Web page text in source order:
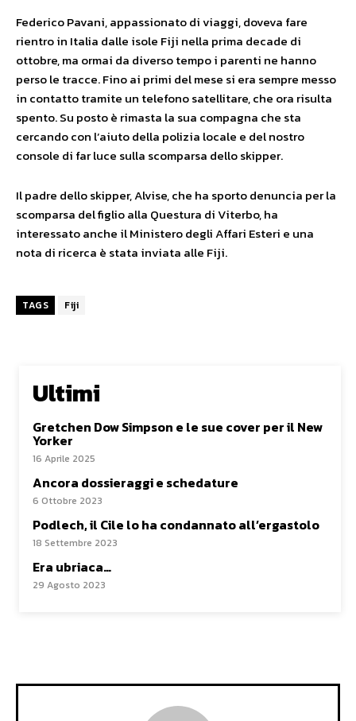
Federico Pavani, appassionato di viaggi, doveva fare
rientro in Italia dalle isole Fiji nella prima decade di
ottobre, ma ormai da diverso tempo i parenti ne hanno
perso le tracce. Fino ai primi del mese si era sempre messo
in contatto tramite un telefono satellitare, che ora risulta
spento. Su posto è rimasta la sua compagna che sta
cercando con l’aiuto della polizia locale e del nostro
console di far luce sulla scomparsa dello skipper.
Il padre dello skipper, Alvise, che ha sporto denuncia per la
scomparsa del figlio alla Questura di Viterbo, ha
interessato anche il Ministero degli Affari Esteri e una
nota di ricerca è stata inviata alle Fiji.
TAGS Fiji
Ultimi
Gretchen Dow Simpson e le sue cover per il New
Yorker
16 Aprile 2025
Ancora dossieraggi e schedature
6 Ottobre 2023
Podlech, il Cile lo ha condannato all’ergastolo
18 Settembre 2023
Era ubriaca…
29 Agosto 2023